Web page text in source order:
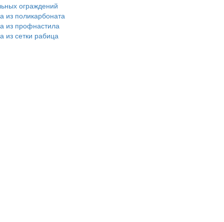
ограждений
из поликарбоната
из профнастила
из сетки рабица